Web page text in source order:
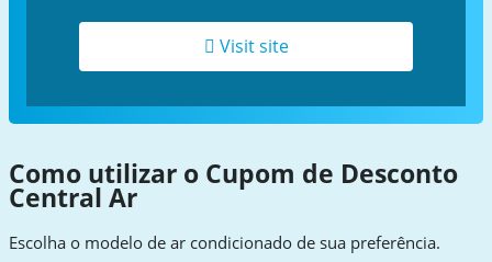
Visit site
Como utilizar o Cupom de Desconto
Central Ar
Escolha o modelo de ar condicionado de sua preferência.